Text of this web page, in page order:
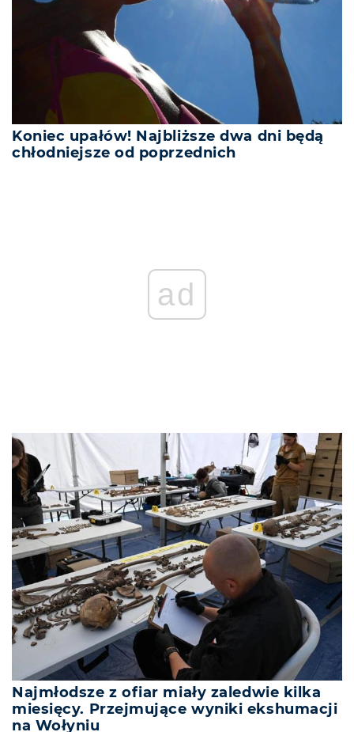
Koniec upałów! Najbliższe dwa dni będą
chłodniejsze od poprzednich
Najmłodsze z ofiar miały zaledwie kilka
miesięcy. Przejmujące wyniki ekshumacji
na Wołyniu